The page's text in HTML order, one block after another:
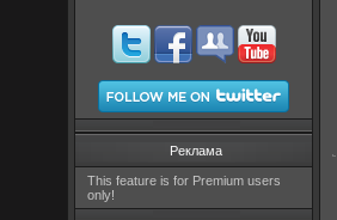
Реклама
This feature is for Premium users
only!